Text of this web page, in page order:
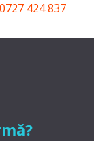
424 837